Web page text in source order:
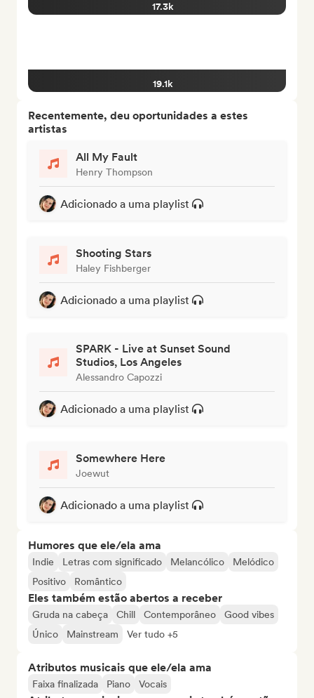
17.3k
19.1k
Recentemente, deu oportunidades a estes
artistas
All My Fault
Henry Thompson
Adicionado a uma playlist
Shooting Stars
Haley Fishberger
Adicionado a uma playlist
SPARK - Live at Sunset Sound
Studios, Los Angeles
Alessandro Capozzi
Adicionado a uma playlist
Somewhere Here
Joewut
Adicionado a uma playlist
Humores que ele/ela ama
Indie Letras com significado Melancólico
Melódico
Positivo
Romântico
Eles também estão abertos a receber
Gruda na cabeça Chill Contemporâneo
Good vibes
Único
Mainstream Ver tudo +5
Atributos musicais que ele/ela ama
Faixa finalizada Piano Vocais